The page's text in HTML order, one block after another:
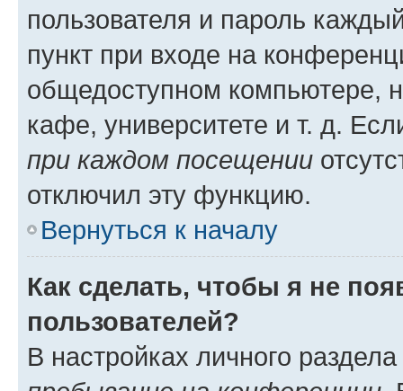
пользователя и пароль
пункт при входе на
общедоступном компьютере,
кафе, университете и т. д.
при каждом посещении
отключил эту функцию.
Вернуться к началу
Как сделать, чтобы я не
пользователей?
В настройках личного